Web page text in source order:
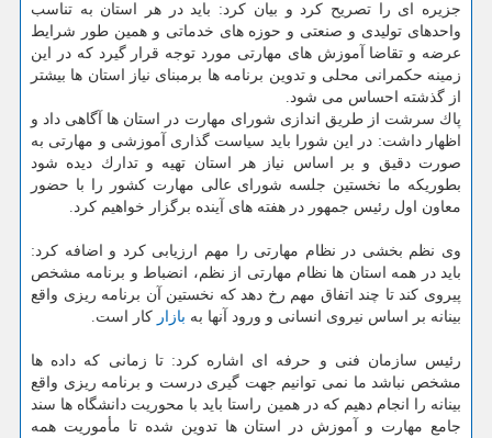
جزیره ای را تصریح كرد و بیان كرد: باید در هر استان به تناسب
واحدهای تولیدی و صنعتی و حوزه های خدماتی و همین طور شرایط
عرضه و تقاضا آموزش های مهارتی مورد توجه قرار گیرد كه در این
زمینه حكمرانی محلی و تدوین برنامه ها برمبنای نیاز استان ها بیشتر
از گذشته احساس می شود.
پاك سرشت از طریق اندازی شورای مهارت در استان ها آگاهی داد و
اظهار داشت: در این شورا باید سیاست گذاری آموزشی و مهارتی به
صورت دقیق و بر اساس نیاز هر استان تهیه و تدارك دیده شود
بطوریكه ما نخستین جلسه شورای عالی مهارت كشور را با حضور
معاون اول رئیس جمهور در هفته های آینده برگزار خواهیم كرد.
وی نظم بخشی در نظام مهارتی را مهم ارزیابی كرد و اضافه كرد:
باید در همه استان ها نظام مهارتی از نظم، انضباط و برنامه مشخص
پیروی كند تا چند اتفاق مهم رخ دهد كه نخستین آن برنامه ریزی واقع
بینانه بر اساس نیروی انسانی و ورود آنها به بازار كار است.
رئیس سازمان فنی و حرفه ای اشاره كرد: تا زمانی كه داده ها
مشخص نباشد ما نمی توانیم جهت گیری درست و برنامه ریزی واقع
بینانه را انجام دهیم كه در همین راستا باید با محوریت دانشگاه ها سند
جامع مهارت و آموزش در استان ها تدوین شده تا مأموریت همه